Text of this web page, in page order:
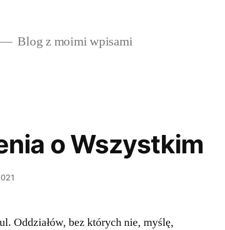
Blog z moimi wpisami
o Wszystkim
Oddziałów, bez których nie, myślę,